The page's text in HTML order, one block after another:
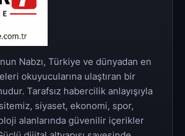
Nabzı, Türkiye ve dünyadan en
okuyucularına ulaştıran bir
Tarafsız habercilik anlayışıyla
siyaset, ekonomi, spor,
alanlarında güvenilir içerikler